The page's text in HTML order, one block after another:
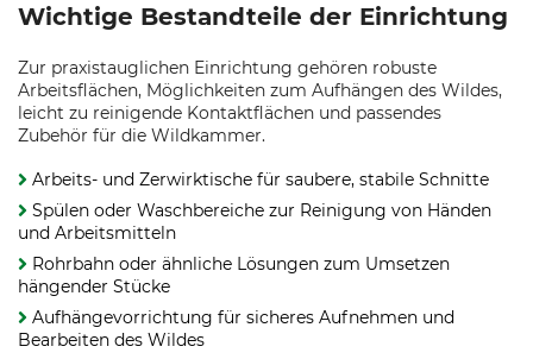
Wichtige Bestandteile der Einrichtung
Zur praxistauglichen Einrichtung gehören robuste
Arbeitsflächen, Möglichkeiten zum Aufhängen des Wildes,
leicht zu reinigende Kontaktflächen und passendes
Zubehör für die Wildkammer.
Arbeits- und Zerwirktische für saubere, stabile Schnitte
Spülen oder Waschbereiche zur Reinigung von Händen
und Arbeitsmitteln
Rohrbahn oder ähnliche Lösungen zum Umsetzen
hängender Stücke
Aufhängevorrichtung für sicheres Aufnehmen und
Bearbeiten des Wildes